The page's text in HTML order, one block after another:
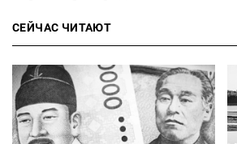
СЕЙЧАС ЧИТАЮТ